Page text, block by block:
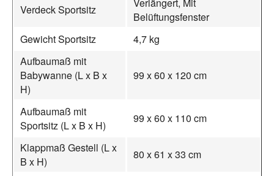
Verdeck Sportsitz
Verlängert, Mit
Belüftungsfenster
Gewicht Sportsitz
4,7 kg
Aufbaumaß mit
Babywanne (L x B x
H)
99 x 60 x 120 cm
Aufbaumaß mit
Sportsitz (L x B x H)
99 x 60 x 110 cm
Klappmaß Gestell (L x
B x H)
80 x 61 x 33 cm